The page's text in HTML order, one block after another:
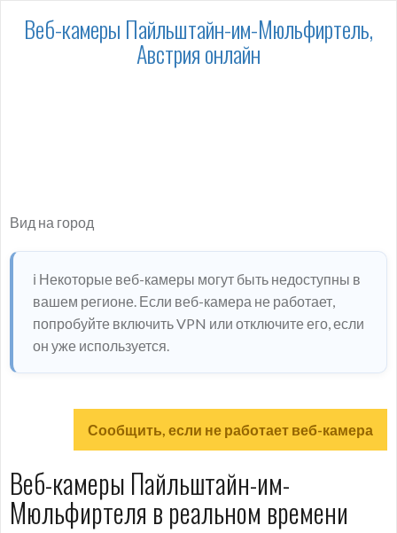
Веб-камеры Пайльштайн-им-Мюльфиртель,
Австрия онлайн
Вид на город
ℹ️ Некоторые веб-камеры могут быть недоступны в
вашем регионе. Если веб-камера не работает,
попробуйте включить VPN или отключите его, если
он уже используется.
Сообщить, если не работает веб-камера
Веб-камеры Пайльштайн-им-
Мюльфиртеля в реальном времени